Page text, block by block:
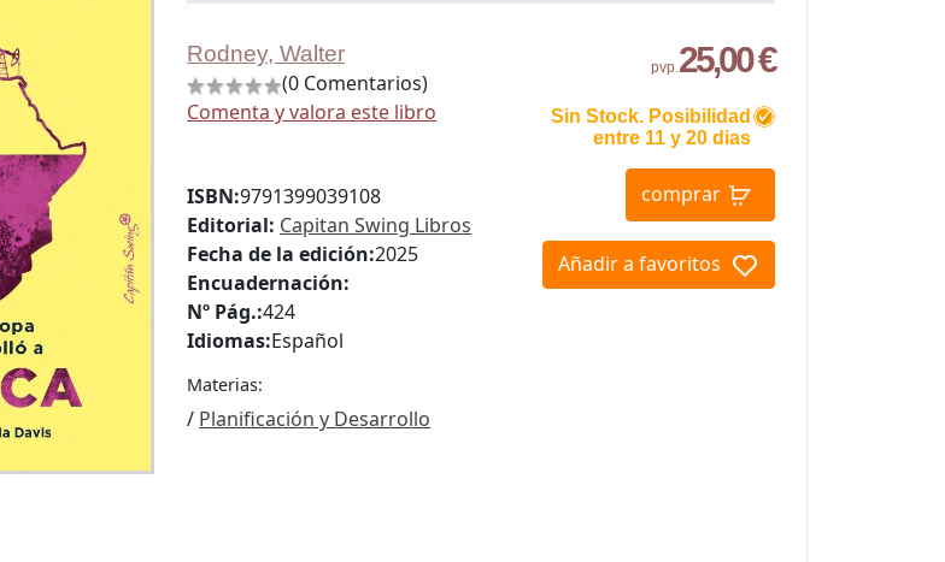
Rodney, Walter
(0 Comentarios)
Comenta y valora este libro
pvp.25,00 €
Sin Stock. Posibilidad
entre 11 y 20 dias
comprar
Añadir a favoritos
ISBN:9791399039108
Editorial: Capitan Swing Libros
Fecha de la edición:2025
Encuadernación:
Nº Pág.:424
Idiomas:Español
Materias:
/ Planificación y Desarrollo